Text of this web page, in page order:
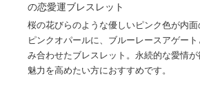
の恋愛運ブレスレット
桜の花びらのような優しいピンク色が内
ピンクオパールに、ブルーレースアゲー
み合わせたブレスレット。永続的な愛情
魅力を高めたい方におすすめです。